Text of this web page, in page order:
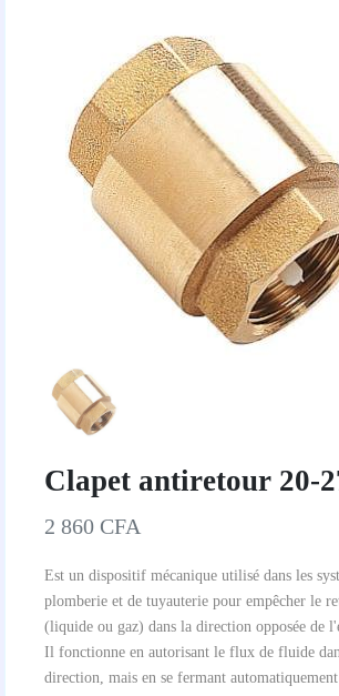
Clapet antiretour 20-
2 860 CFA
Est un dispositif mécanique utilisé dans les
plomberie et de tuyauterie pour empêcher le
(liquide ou gaz) dans la direction opposée de
Il fonctionne en autorisant le flux de fluide
direction, mais en se fermant